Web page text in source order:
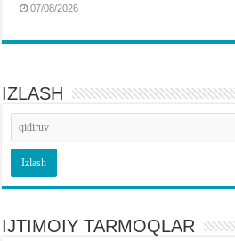
07/08/2026
IZLASH
IJTIMOIY TARMOQLAR